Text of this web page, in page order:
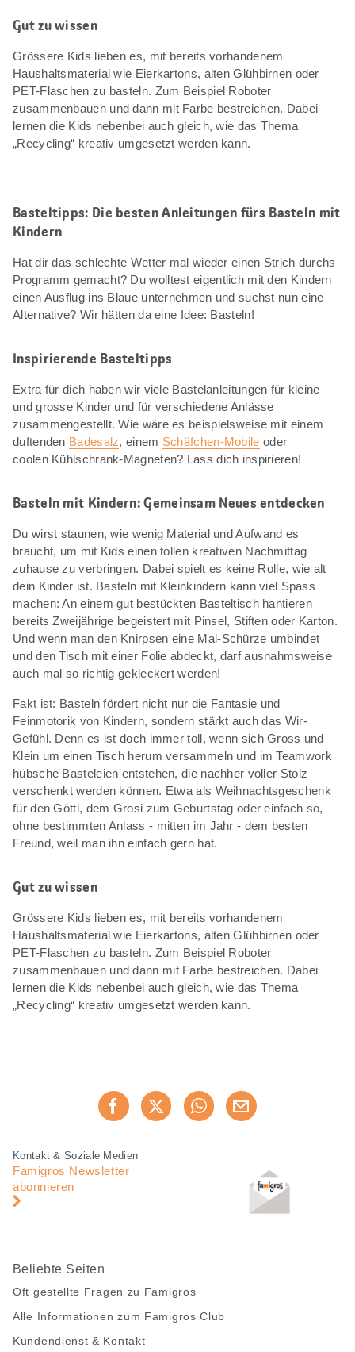
Gut zu wissen
Grössere Kids lieben es, mit bereits vorhandenem
Haushaltsmaterial wie Eierkartons, alten Glühbirnen oder
PET-Flaschen zu basteln. Zum Beispiel Roboter
zusammenbauen und dann mit Farbe bestreichen. Dabei
lernen die Kids nebenbei auch gleich, wie das Thema
„Recycling“ kreativ umgesetzt werden kann.
Basteltipps: Die besten Anleitungen fürs Basteln mit
Kindern
Hat dir das schlechte Wetter mal wieder einen Strich durchs
Programm gemacht? Du wolltest eigentlich mit den Kindern
einen Ausflug ins Blaue unternehmen und suchst nun eine
Alternative? Wir hätten da eine Idee: Basteln!
Inspirierende Basteltipps
Extra für dich haben wir viele Bastelanleitungen für kleine
und grosse Kinder und für verschiedene Anlässe
zusammengestellt. Wie wäre es beispielsweise mit einem
duftenden Badesalz, einem Schäfchen-Mobile oder
coolen Kühlschrank-Magneten? Lass dich inspirieren!
Basteln mit Kindern: Gemeinsam Neues entdecken
Du wirst staunen, wie wenig Material und Aufwand es
braucht, um mit Kids einen tollen kreativen Nachmittag
zuhause zu verbringen. Dabei spielt es keine Rolle, wie alt
dein Kinder ist. Basteln mit Kleinkindern kann viel Spass
machen: An einem gut bestückten Basteltisch hantieren
bereits Zweijährige begeistert mit Pinsel, Stiften oder Karton.
Und wenn man den Knirpsen eine Mal-Schürze umbindet
und den Tisch mit einer Folie abdeckt, darf ausnahmsweise
auch mal so richtig gekleckert werden!
Fakt ist: Basteln fördert nicht nur die Fantasie und
Feinmotorik von Kindern, sondern stärkt auch das Wir-
Gefühl. Denn es ist doch immer toll, wenn sich Gross und
Klein um einen Tisch herum versammeln und im Teamwork
hübsche Basteleien entstehen, die nachher voller Stolz
verschenkt werden können. Etwa als Weihnachtsgeschenk
für den Götti, dem Grosi zum Geburtstag oder einfach so,
ohne bestimmten Anlass - mitten im Jahr - dem besten
Freund, weil man ihn einfach gern hat.
Gut zu wissen
Grössere Kids lieben es, mit bereits vorhandenem
Haushaltsmaterial wie Eierkartons, alten Glühbirnen oder
PET-Flaschen zu basteln. Zum Beispiel Roboter
zusammenbauen und dann mit Farbe bestreichen. Dabei
lernen die Kids nebenbei auch gleich, wie das Thema
„Recycling“ kreativ umgesetzt werden kann.
Jetzt weiterempfehlen
Fusszeile
Fusszeile
Navigation
Kontakt & Soziale Medien
Famigros Newsletter
abonnieren
Beliebte Seiten
Oft gestellte Fragen zu Famigros
Alle Informationen zum Famigros Club
Kundendienst & Kontakt